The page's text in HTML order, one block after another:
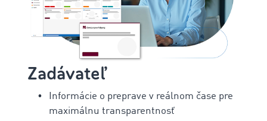
Zadávateľ
Informácie o preprave v reálnom čase pre
maximálnu transparentnosť